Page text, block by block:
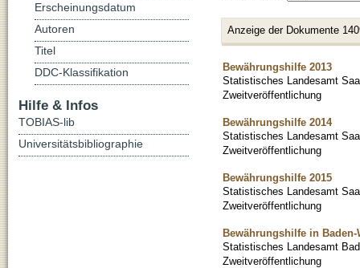
Anzeige der Dokumente
Bewährungshilfe 2013
Statistisches Landesamt
Zweitveröffentlichung
Bewährungshilfe 2014
Statistisches Landesamt
Zweitveröffentlichung
Bewährungshilfe 2015
Statistisches Landesamt
Zweitveröffentlichung
Bewährungshilfe in Baden-
Statistisches Landesamt
Zweitveröffentlichung
Erscheinungsdatum
Autoren
Titel
DDC-Klassifikation
Hilfe & Infos
TOBIAS-lib
Universitätsbibliographie